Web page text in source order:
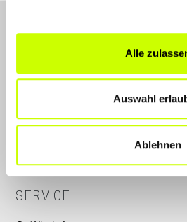
Alle
Auswahl
Ablehnen
LET'S CONNECT
Instagram
SERVICE